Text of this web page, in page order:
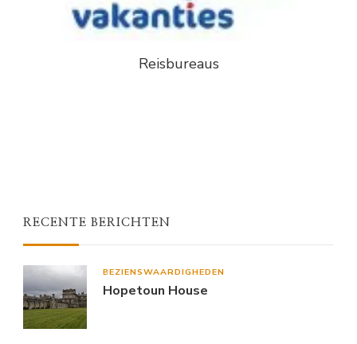
Reisbureaus
RECENTE BERICHTEN
BEZIENSWAARDIGHEDEN
Hopetoun House